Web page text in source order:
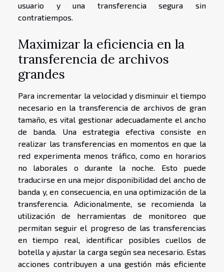
usuario y una transferencia segura sin
contratiempos.
Maximizar la eficiencia en la
transferencia de archivos
grandes
Para incrementar la velocidad y disminuir el tiempo
necesario en la transferencia de archivos de gran
tamaño, es vital gestionar adecuadamente el ancho
de banda. Una estrategia efectiva consiste en
realizar las transferencias en momentos en que la
red experimenta menos tráfico, como en horarios
no laborales o durante la noche. Esto puede
traducirse en una mejor disponibilidad del ancho de
banda y, en consecuencia, en una optimización de la
transferencia. Adicionalmente, se recomienda la
utilización de herramientas de monitoreo que
permitan seguir el progreso de las transferencias
en tiempo real, identificar posibles cuellos de
botella y ajustar la carga según sea necesario. Estas
acciones contribuyen a una gestión más eficiente